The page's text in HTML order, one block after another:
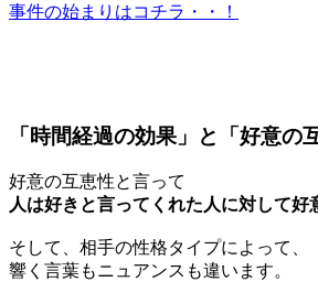
事件の始まりはコチラ・・！
「時間経過の効果」と「好意
好意の互恵性と言って
人は好きと言ってくれた人に対して好
そして、相手の性格タイプによって、
響く言葉もニュアンスも違います。